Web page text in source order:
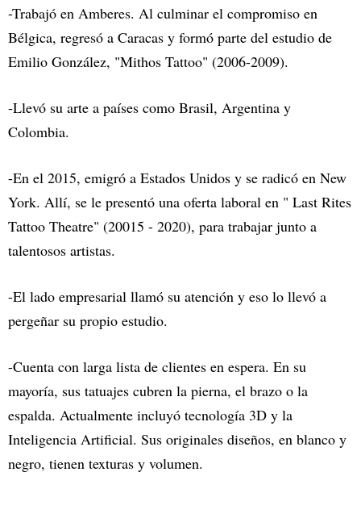
-Trabajó en Amberes. Al culminar el compromiso en
Bélgica, regresó a Caracas y formó parte del estudio de
Emilio González, "Mithos Tattoo" (2006-2009).
-Llevó su arte a países como Brasil, Argentina y
Colombia.
-En el 2015, emigró a Estados Unidos y se radicó en New
York. Allí, se le presentó una oferta laboral en " Last Rites
Tattoo Theatre" (20015 - 2020), para trabajar junto a
talentosos artistas.
-El lado empresarial llamó su atención y eso lo llevó a
pergeñar su propio estudio.
-Cuenta con larga lista de clientes en espera. En su
mayoría, sus tatuajes cubren la pierna, el brazo o la
espalda. Actualmente incluyó tecnología 3D y la
Inteligencia Artificial. Sus originales diseños, en blanco y
negro, tienen texturas y volumen.